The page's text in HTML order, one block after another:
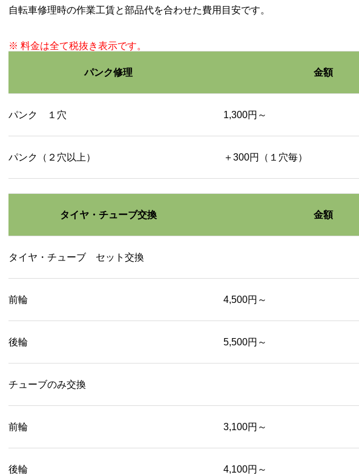
自転車修理時の作業工賃と部品代を合わせた費用目安です。
※ 料金は全て税抜き表示です。
パンク修理 金額
パンク １穴 1,300円～
パンク（２穴以上） ＋300円（１穴毎）
タイヤ・チューブ交換 金額
タイヤ・チューブ セット交換
前輪 4,500円～
後輪 5,500円～
チューブのみ交換
前輪 3,100円～
後輪 4,100円～
※ 料金は全て税抜き表示です。
パンク修理
チューブレスタイヤ
チューブタイプ
タイヤ交換
50cc 前輪
50cc 後輪
ビッグバイク前輪
ビッグバイク 後輪
エンジンオイル交換